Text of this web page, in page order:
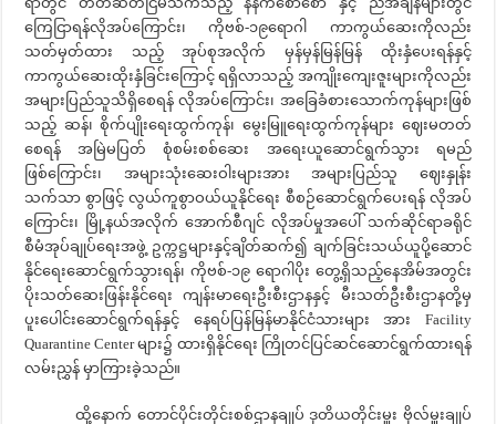
ကြေငြာရန်လိုအပ်ကြောင်း၊ ကိုဗစ်-၁၉ရောဂါ ကာကွယ်ဆေးကိုလည်း
သတ်မှတ်ထား သည့် အုပ်စုအလိုက် မှန်မှန်မြန်မြန် ထိုးနှံပေးရန်နှင့်
ကာကွယ်ဆေးထိုးနှံခြင်းကြောင့် ရရှိလာသည့် အကျိုးကျေးဇူးများကိုလည်း
အများပြည်သူသိရှိစေရန် လိုအပ်ကြောင်း၊ အခြေခံစားသောက်ကုန်များဖြစ်
သည့် ဆန်၊ စိုက်ပျိုးရေးထွက်ကုန်၊ မွေးမြူရေးထွက်ကုန်များ ဈေးမတတ်
စေရန် အမြဲမပြတ် စုံစမ်းစစ်ဆေး အရေးယူဆောင်ရွက်သွား ရမည်
ဖြစ်ကြောင်း၊ အများသုံးဆေးဝါးများအား အများပြည်သူ ဈေးနှုန်း
သက်သာ စွာဖြင့် လွယ်ကူစွာဝယ်ယူနိုင်ရေး စီစဉ်ဆောင်ရွက်ပေးရန် လိုအပ်
ကြောင်း၊ မြို့နယ်အလိုက် အောက်စီဂျင် လိုအပ်မှုအပေါ် သက်ဆိုင်ရာခရိုင်
စီမံအုပ်ချုပ်ရေးအဖွဲ့ ဥက္ကဋ္ဌများနှင့်ချိတ်ဆက်၍ ချက်ခြင်းသယ်ယူပို့ဆောင်
နိုင်ရေးဆောင်ရွက်သွားရန်၊ ကိုဗစ်-၁၉ ရောဂါပိုး တွေ့ရှိသည့်နေအိမ်အတွင်း
ပိုးသတ်ဆေးဖြန်းနိုင်ရေး ကျန်းမာရေးဦးစီးဌာနနှင့် မီးသတ်ဦးစီးဌာနတို့မှ
ပူးပေါင်းဆောင်ရွက်ရန်နှင့် နေရပ်ပြန်မြန်မာနိုင်ငံသားများ အား Facility
Quarantine Center များ၌ ထားရှိနိုင်ရေး ကြိုတင်ပြင်ဆင်ဆောင်ရွက်ထားရန်
လမ်းညွှန် မှာကြားခဲ့သည်။
ထို့နောက် တောင်ပိုင်းတိုင်းစစ်ဌာနချုပ် ဒုတိယတိုင်းမှူး ဗိုလ်မှူးချုပ်